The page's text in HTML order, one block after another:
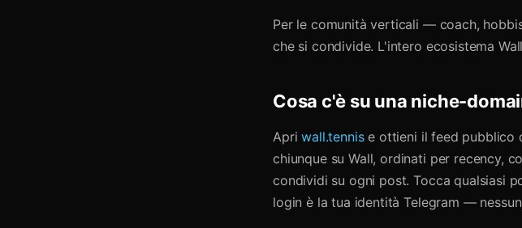
Per le comunità verticali — coach,
che si condivide. L'intero ecosistema
Cosa c'è su una niche-
Apriwall.tennise ottieni il feed pubblico
chiunque su Wall, ordinati per recency,
condividi su ogni post. Tocca qualsiasi
login è la tua identità Telegram —